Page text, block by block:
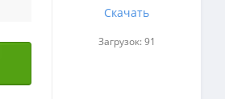
Скачать
Загрузок: 91